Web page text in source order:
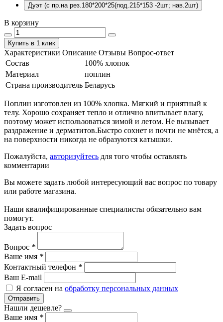
Дуэт (с пр.на рез.180*200*25(под.215*153 -2шт; нав.2шт)
В корзину
Купить в 1 клик
Характеристики Описание Отзывы Вопрос-ответ
Состав
100% хлопок
Материал
поплин
Страна производитель Беларусь
Поплин изготовлен из 100% хлопка. Мягкий и приятный к
телу. Хорошо сохраняет тепло и отлично впитывает влагу,
поэтому может использоваться зимой и летом. Не вызывает
раздражение и дерматитов.Быстро сохнет и почти не мнётся, а
на поверхности никогда не образуются катышки.
Пожалуйста, авторизуйтесь для того чтобы оставлять
комментарии
Вы можете задать любой интересующий вас вопрос по товару
или работе магазина.
Наши квалифицированные специалисты обязательно вам
помогут.
Задать вопрос
Вопрос *
Ваше имя *
Контактный телефон *
Ваш E-mail
Я согласен на обработку персональных данных
Отправить
Нашли дешевле?
Ваше имя *